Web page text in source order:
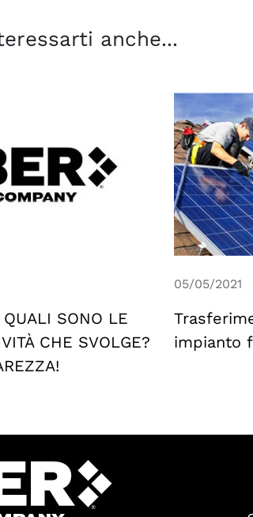
anche...
SONO LE
CHE SVOLGE?
05/05/2021
impianto